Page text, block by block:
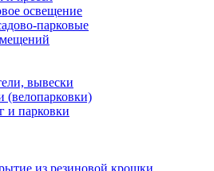
освещение
парковые
вывески
(велопарковки)
и парковки
из резиновой крошки